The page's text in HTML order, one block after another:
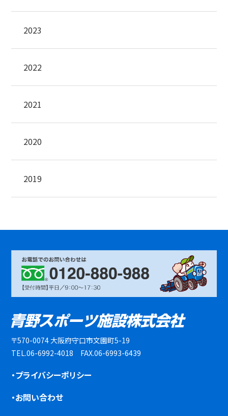
2023
2022
2021
2020
2019
〒570-0074 大阪府守口市文園町5-19
TEL.06-6992-4018 FAX.06-6993-6439
・プライバシーポリシー
・お問い合わせ